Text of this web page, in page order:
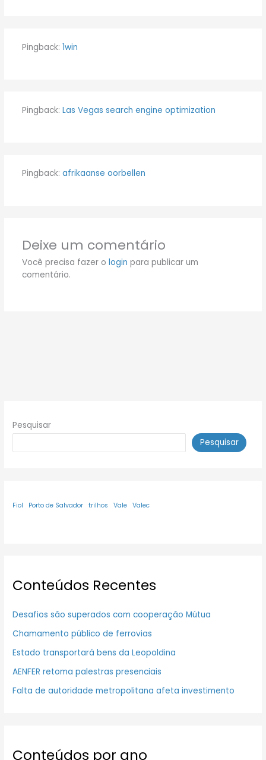
Pingback: 1win
Pingback: Las Vegas search engine optimization
Pingback: afrikaanse oorbellen
Deixe um comentário
Você precisa fazer o login para publicar um
comentário.
Pesquisar
Pesquisar
Fiol Porto de Salvador trilhos Vale Valec
Conteúdos Recentes
Desafios são superados com cooperação Mútua
Chamamento público de ferrovias
Estado transportará bens da Leopoldina
AENFER retoma palestras presenciais
Falta de autoridade metropolitana afeta investimento
Conteúdos por ano